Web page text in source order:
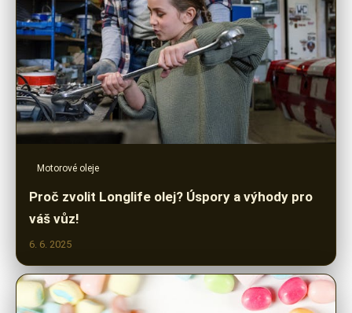
Motorové oleje
Proč zvolit Longlife olej? Úspory a výhody pro
váš vůz!
6. 6. 2025